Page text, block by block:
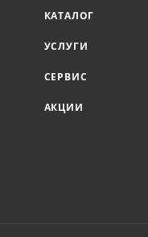
КАТАЛОГ
УСЛУГИ
СЕРВИС
АКЦИИ